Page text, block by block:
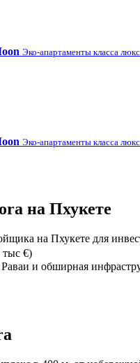
Эко-апартаменты класса
Эко-апартаменты класса
на Пхукете
на Пхукете для
тыс €)
и обширная